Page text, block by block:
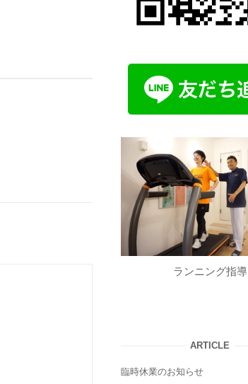
ランニング指導
ARTICLE
臨時休業のお知らせ